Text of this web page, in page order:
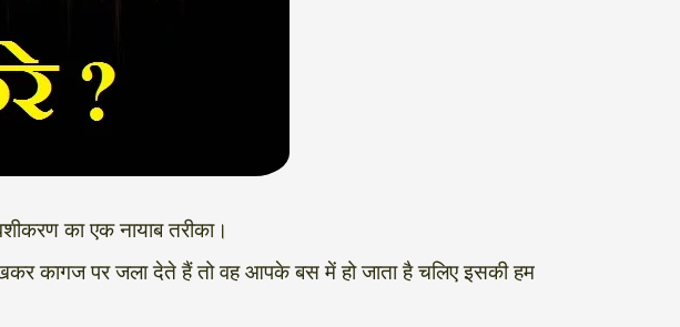
का एक नायाब तरीका।
कागज पर जला देते हैं तो वह आपके बस में हो जाता है चलिए इसकी हम